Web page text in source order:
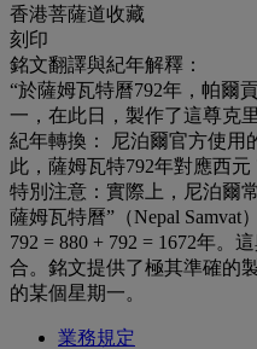
香港菩薩道收藏
刻印
銘文翻譯與紀年解釋：
“於薩姆瓦特曆792年，帕爾
一，在此日，製作了這尊克
紀年轉換： 尼泊爾官方使用
此，薩姆瓦特792年對應西元
特別注意：實際上，尼泊爾
薩姆瓦特曆”（Nepal Samvat
792 = 880 + 792 = 1672年。
合。銘文提供了極其準確的
的某個星期一。
業務規定